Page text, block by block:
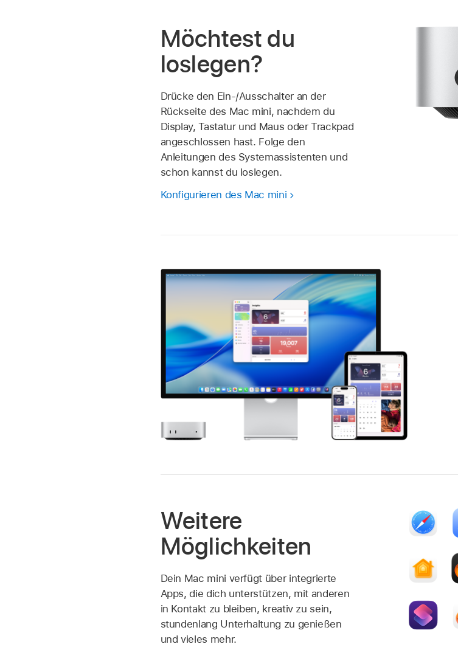
Möchtest du
loslegen?
Drücke den Ein-/Ausschalter an der
Rückseite des Mac mini, nachdem du
Display, Tastatur und Maus oder Trackpad
angeschlossen hast. Folge den
Anleitungen des Systemassistenten und
schon kannst du loslegen.
Konfigurieren des Mac mini
Weitere
Möglichkeiten
Dein Mac mini verfügt über integrierte
Apps, die dich unterstützen, mit anderen
in Kontakt zu bleiben, kreativ zu sein,
stundenlang Unterhaltung zu genießen
und vieles mehr.